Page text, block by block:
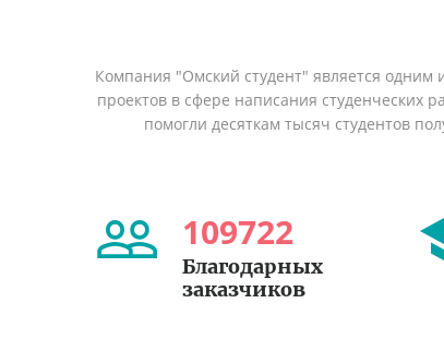
Компания "Омский студент" является одним
проектов в сфере написания студенческих
помогли десяткам тысяч студентов
109722
Благодарных
заказчиков